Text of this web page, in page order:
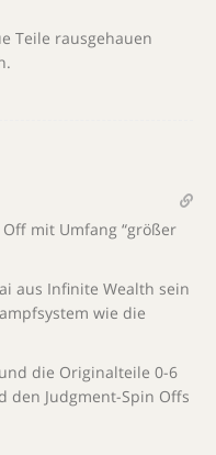
Teile rausgehauen
mit Umfang “größer
aus Infinite Wealth sein
wie die
die Originalteile 0-6
den Judgment-Spin Offs